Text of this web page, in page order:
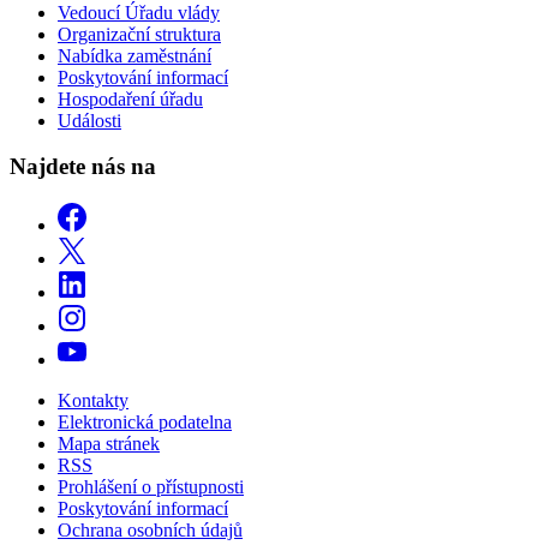
Vedoucí Úřadu vlády
Organizační struktura
Nabídka zaměstnání
Poskytování informací
Hospodaření úřadu
Události
Najdete nás na
Kontakty
Elektronická podatelna
Mapa stránek
RSS
Prohlášení o přístupnosti
Poskytování informací
Ochrana osobních údajů